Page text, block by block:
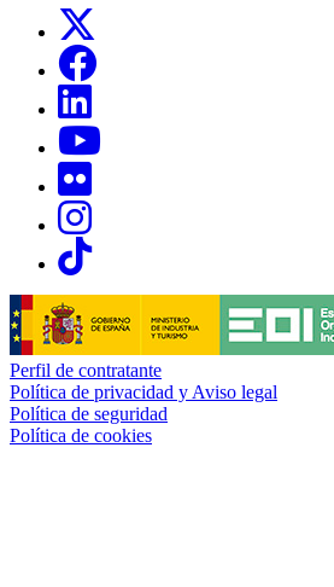
Links, Opens in this window
Links, Opens in this window
Links, Opens in this window
Links, Opens in this window
Links, Opens in this window
Perfil de contratante
Política de privacidad y Aviso legal
Política de seguridad
Política de cookies